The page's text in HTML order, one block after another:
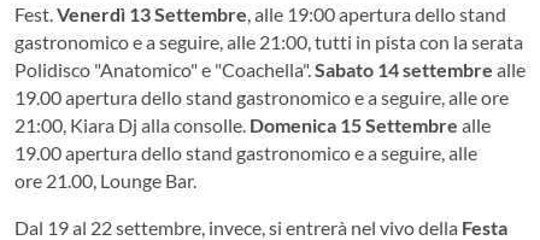
Fest.Venerdì 13 Settembre, alle 19:00 apertura dello stand
gastronomico e a seguire, alle 21:00, tutti in pista con la serata
Polidisco "Anatomico" e "Coachella".Sabato 14 settembre alle
19.00 apertura dello stand gastronomico e a seguire, alle ore
21:00, Kiara Dj alla consolle. Domenica 15 Settembre alle
19.00 apertura dello stand gastronomico e a seguire, alle
ore 21.00, Lounge Bar.
Dal 19 al 22 settembre, invece, si entrerà nel vivo della Festa